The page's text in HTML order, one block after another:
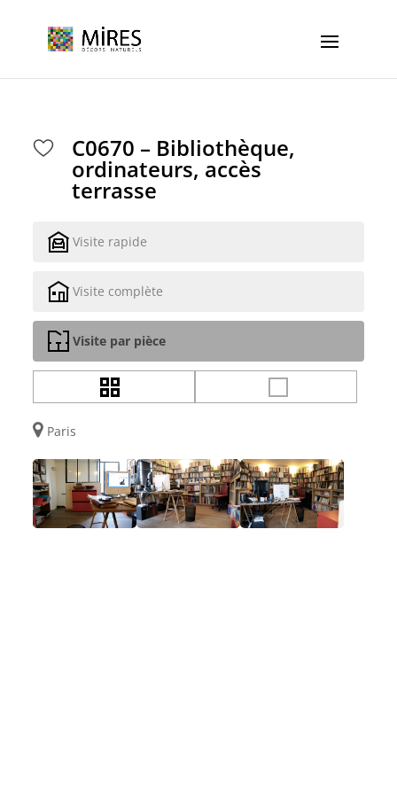
C0670 – Bibliothèque,
ordinateurs, accès
terrasse
Visite rapide
Visite complète
Visite par pièce
Paris